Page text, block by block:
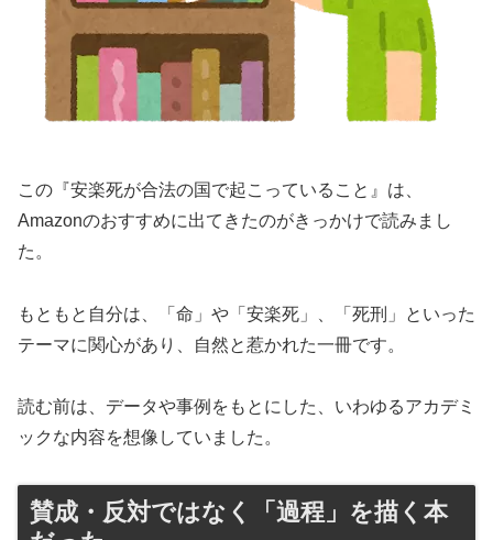
この『安楽死が合法の国で起こっていること』は、
Amazonのおすすめに出てきたのがきっかけで読みまし
た。
もともと自分は、「命」や「安楽死」、「死刑」といった
テーマに関心があり、自然と惹かれた一冊です。
読む前は、データや事例をもとにした、いわゆるアカデミ
ックな内容を想像していました。
賛成・反対ではなく「過程」を描く本